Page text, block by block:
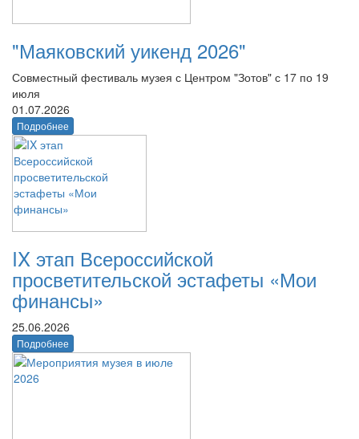
"Маяковский уикенд 2026"
Совместный фестиваль музея с Центром "Зотов" с 17 по 19
июля
01.07.2026
Подробнее
IX этап Всероссийской
просветительской эстафеты «Мои
финансы»
25.06.2026
Подробнее